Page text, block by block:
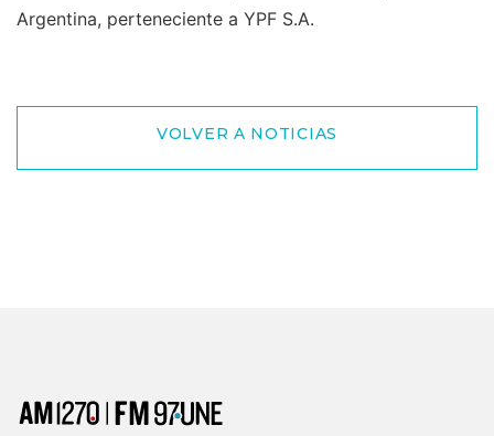
Argentina, perteneciente a YPF S.A.
VOLVER A NOTICIAS